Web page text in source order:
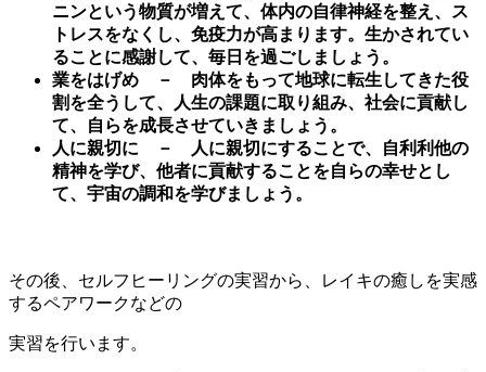
ニンという物質が増えて、体内の自律神経を整え、ス
トレスをなくし、免疫力が高まります。生かされてい
ることに感謝して、毎日を過ごしましょう。
業をはげめ － 肉体をもって地球に転生してきた役
割を全うして、人生の課題に取り組み、社会に貢献し
て、自らを成長させていきましょう。
人に親切に － 人に親切にすることで、自利利他の
精神を学び、他者に貢献することを自らの幸せとし
て、宇宙の調和を学びましょう。
その後、セルフヒーリングの実習から、レイキの癒しを実感
するペアワークなどの
実習を行います。